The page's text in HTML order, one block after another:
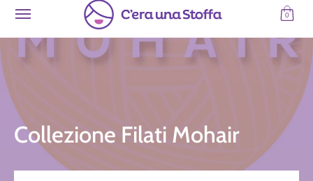
0
Collezione Filati Mohair